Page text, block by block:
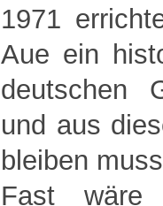
1971
Aue ein
deutschen
und aus
bleiben
Fast wäre